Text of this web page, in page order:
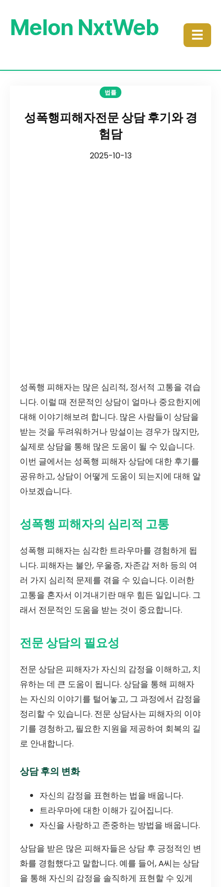
Melon NxtWeb ☰
법률
성폭행피해자전문 상담 후기와 경
험담
2025-10-13
성폭행 피해자는 많은 심리적, 정서적 고통을 겪습
니다. 이럴 때 전문적인 상담이 얼마나 중요한지에
대해 이야기해보려 합니다. 많은 사람들이 상담을
받는 것을 두려워하거나 망설이는 경우가 많지만,
실제로 상담을 통해 많은 도움이 될 수 있습니다.
이번 글에서는 성폭행 피해자 상담에 대한 후기를
공유하고, 상담이 어떻게 도움이 되는지에 대해 알
아보겠습니다.
성폭행 피해자의 심리적 고통
성폭행 피해자는 심각한 트라우마를 경험하게 됩
니다. 피해자는 불안, 우울증, 자존감 저하 등의 여
러 가지 심리적 문제를 겪을 수 있습니다. 이러한
고통을 혼자서 이겨내기란 매우 힘든 일입니다. 그
래서 전문적인 도움을 받는 것이 중요합니다.
전문 상담의 필요성
전문 상담은 피해자가 자신의 감정을 이해하고, 치
유하는 데 큰 도움이 됩니다. 상담을 통해 피해자
는 자신의 이야기를 털어놓고, 그 과정에서 감정을
정리할 수 있습니다. 전문 상담사는 피해자의 이야
기를 경청하고, 필요한 지원을 제공하여 회복의 길
로 안내합니다.
상담 후의 변화
자신의 감정을 표현하는 법을 배웁니다.
트라우마에 대한 이해가 깊어집니다.
자신을 사랑하고 존중하는 방법을 배웁니다.
상담을 받은 많은 피해자들은 상담 후 긍정적인 변
화를 경험했다고 말합니다. 예를 들어, A씨는 상담
을 통해 자신의 감정을 솔직하게 표현할 수 있게